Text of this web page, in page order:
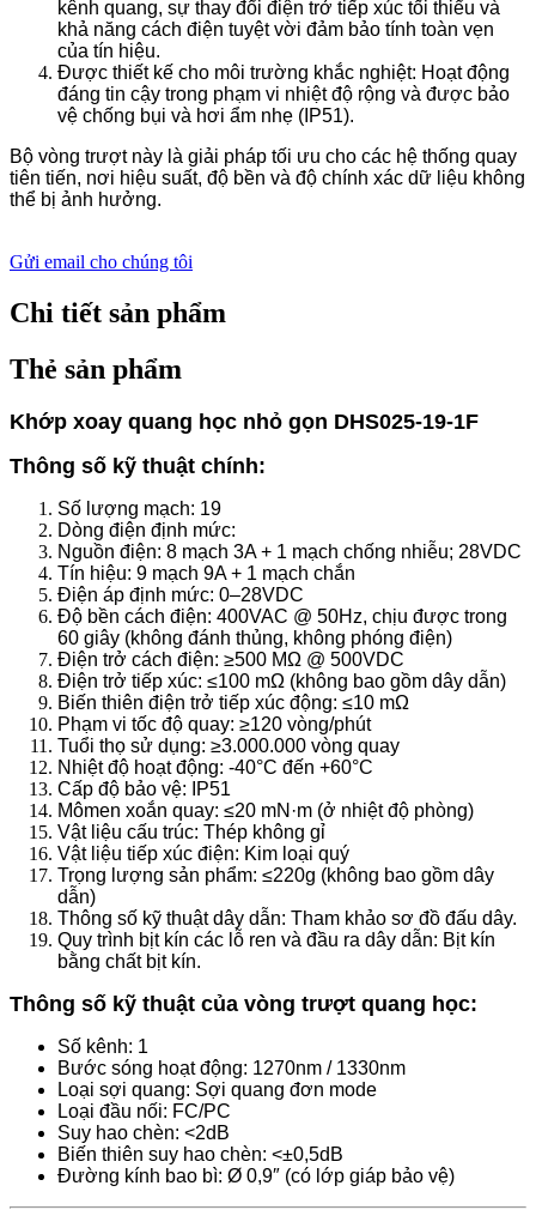
kênh quang, sự thay đổi điện trở tiếp xúc tối thiểu và
khả năng cách điện tuyệt vời đảm bảo tính toàn vẹn
của tín hiệu.
Được thiết kế cho môi trường khắc nghiệt: Hoạt động
đáng tin cậy trong phạm vi nhiệt độ rộng và được bảo
vệ chống bụi và hơi ẩm nhẹ (IP51).
Bộ vòng trượt này là giải pháp tối ưu cho các hệ thống quay
tiên tiến, nơi hiệu suất, độ bền và độ chính xác dữ liệu không
thể bị ảnh hưởng.
Gửi email cho chúng tôi
Chi tiết sản phẩm
Thẻ sản phẩm
Khớp xoay quang học nhỏ gọn DHS025-19-1F
Thông số kỹ thuật chính:
Số lượng mạch: 19
Dòng điện định mức:
Nguồn điện: 8 mạch 3A + 1 mạch chống nhiễu; 28VDC
Tín hiệu: 9 mạch 9A + 1 mạch chắn
Điện áp định mức: 0–28VDC
Độ bền cách điện: 400VAC @ 50Hz, chịu được trong
60 giây (không đánh thủng, không phóng điện)
Điện trở cách điện: ≥500 MΩ @ 500VDC
Điện trở tiếp xúc: ≤100 mΩ (không bao gồm dây dẫn)
Biến thiên điện trở tiếp xúc động: ≤10 mΩ
Phạm vi tốc độ quay: ≥120 vòng/phút
Tuổi thọ sử dụng: ≥3.000.000 vòng quay
Nhiệt độ hoạt động: -40°C đến +60°C
Cấp độ bảo vệ: IP51
Mômen xoắn quay: ≤20 mN·m (ở nhiệt độ phòng)
Vật liệu cấu trúc: Thép không gỉ
Vật liệu tiếp xúc điện: Kim loại quý
Trọng lượng sản phẩm: ≤220g (không bao gồm dây
dẫn)
Thông số kỹ thuật dây dẫn: Tham khảo sơ đồ đấu dây.
Quy trình bịt kín các lỗ ren và đầu ra dây dẫn: Bịt kín
bằng chất bịt kín.
Thông số kỹ thuật của vòng trượt quang học:
Số kênh: 1
Bước sóng hoạt động: 1270nm / 1330nm
Loại sợi quang: Sợi quang đơn mode
Loại đầu nối: FC/PC
Suy hao chèn: <2dB
Biến thiên suy hao chèn: <±0,5dB
Đường kính bao bì: Ø 0,9″ (có lớp giáp bảo vệ)